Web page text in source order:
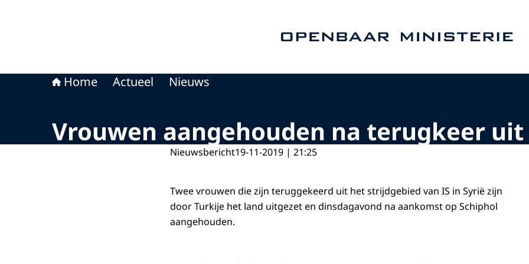
Home Actueel Nieuws
Vrouwen aangehouden na terugkeer
Nieuwsbericht19-11-2019 | 21:25
Twee vrouwen die zijn teruggekeerd uit het strijdgebied van IS in Syrië zijn
door Turkije het land uitgezet en dinsdagavond na aankomst op Schiphol
aangehouden.